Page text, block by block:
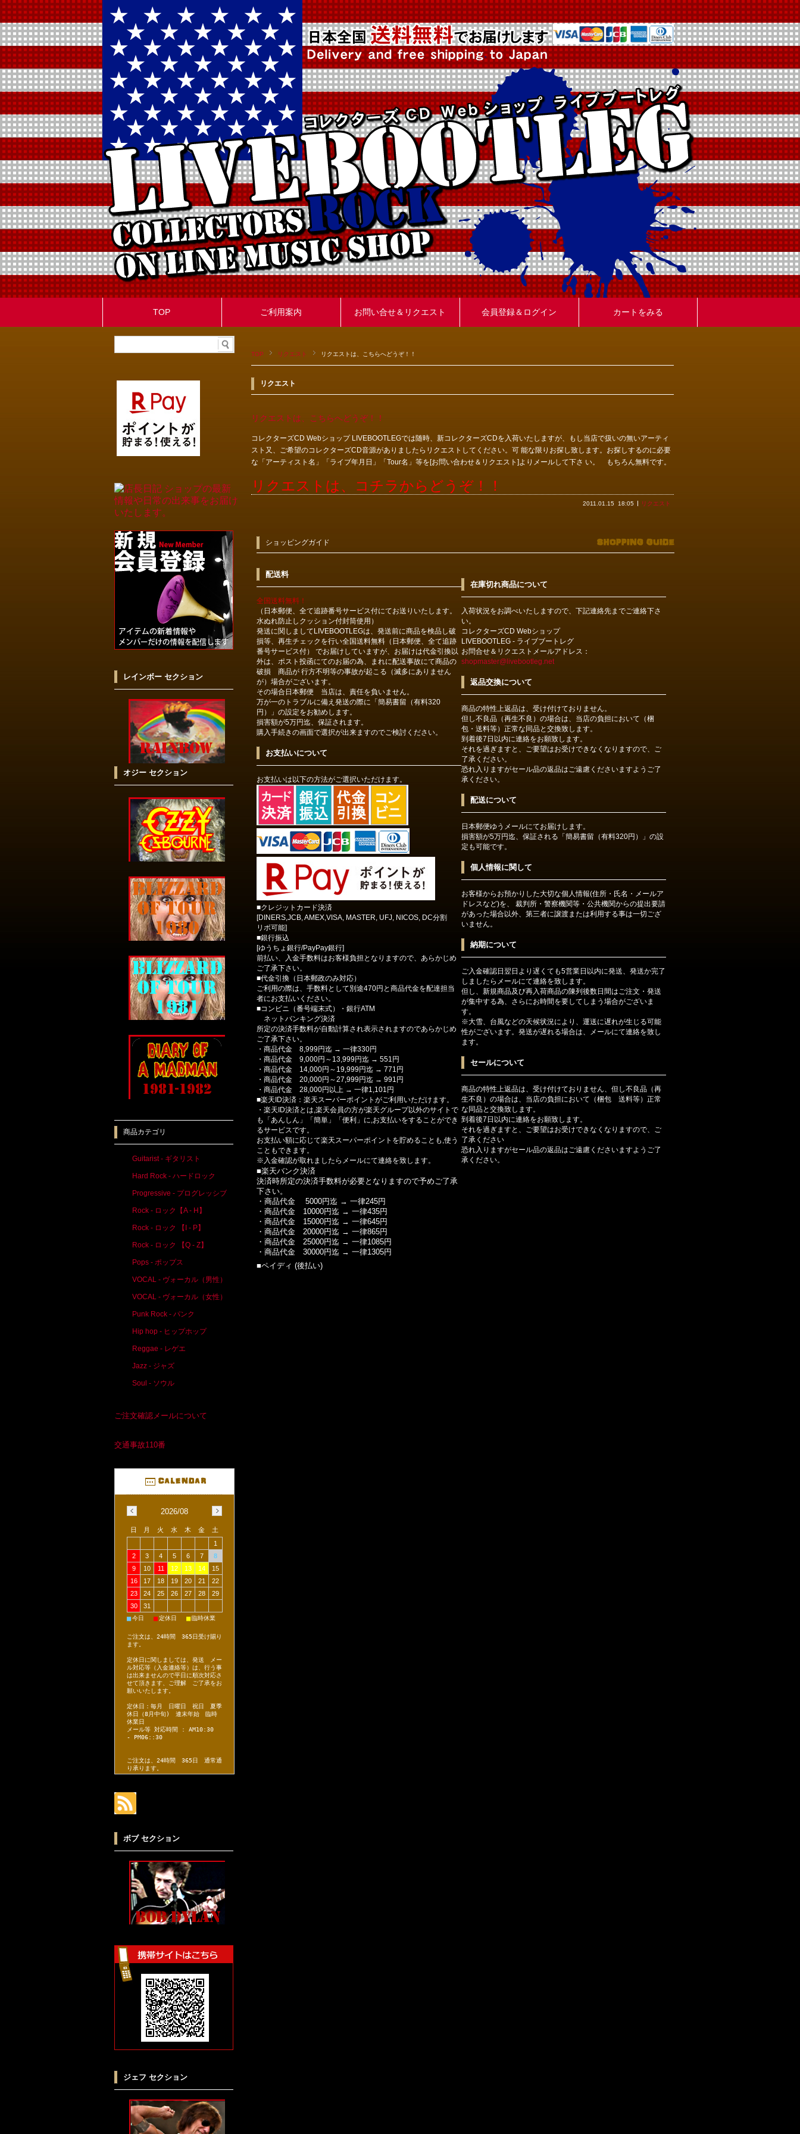
TOP ご利用案内 お問い合せ＆リクエスト 会員登録＆ログイン カートをみる
TOP リクエスト リクエストは、こちらへどうぞ！！
リクエスト
リクエストは、こちらへどうぞ！！
コレクターズCD Webショップ LIVEBOOTLEGでは随時、新コレクターズCDを入荷いたしますが、もし当店で扱いの無いアーティ
スト又、ご希望のコレクターズCD音源がありましたらリクエストしてください。可 能な限りお探し致します。お探しするのに必要
な「アーティスト名」「ライブ年月日」「Tour名」等を[お問い合わせ＆リクエスト]よりメールして下さ い。 もちろん無料です。
リクエストは、コチラからどうぞ！！
2011.01.15 18:05 リクエスト
ショッピングガイド
配送料
全国送料無料！
（日本郵便、全て追跡番号サービス付にてお送りいたします。
水ぬれ防止しクッション付封筒使用）
発送に関しましてLIVEBOOTLEGは、発送前に商品を検品し破
損等、再生チェックを行い全国送料無料（日本郵便、全て追跡
番号サービス付） でお届けしていますが、お届けは代金引換以
外は、ポスト投函にてのお届の為、まれに配送事故にて商品の
破損 商品が 行方不明等の事故が起こる（滅多にありません
が）場合がございます。
その場合日本郵便 当店は、責任を負いません。
万が一のトラブルに備え発送の際に「簡易書留（有料320
円）」の設定をお勧めします。
損害額が5万円迄、保証されます。
購入手続きの画面で選択が出来ますのでご検討ください。
お支払いについて
お支払いは以下の方法がご選択いただけます。
■クレジットカード決済
[DINERS,JCB, AMEX,VISA, MASTER, UFJ, NICOS, DC分割
リボ可能]
■銀行振込
[ゆうちょ銀行/PayPay銀行]
前払い、入金手数料はお客様負担となりますので、あらかじめ
ご了承下さい。
■代金引換（日本郵政のみ対応）
ご利用の際は、手数料として別途470円と商品代金を配達担当
者にお支払いください。
■コンビニ（番号端末式）・銀行ATM
ネットバンキング決済
所定の決済手数料が自動計算され表示されますのであらかじめ
ご了承下さい。
・商品代金 8,999円迄 → 一律330円
・商品代金 9,000円～13,999円迄 → 551円
・商品代金 14,000円～19,999円迄 → 771円
・商品代金 20,000円～27,999円迄 → 991円
・商品代金 28,000円以上 → 一律1,101円
■楽天ID決済：楽天スーパーポイントがご利用いただけます。
・楽天ID決済とは,楽天会員の方が楽天グループ以外のサイトで
も「あんしん」「簡単」「便利」に,お支払いをすることができ
るサービスです。
お支払い額に応じて楽天スーパーポイントを貯めることも,使う
こともできます。
※入金確認が取れましたらメールにて連絡を致します。
■楽天バンク決済
決済時所定の決済手数料が必要となりますので予めご了承
下さい。
・商品代金 5000円迄 → 一律245円
・商品代金 10000円迄 → 一律435円
・商品代金 15000円迄 → 一律645円
・商品代金 20000円迄 → 一律865円
・商品代金 25000円迄 → 一律1085円
・商品代金 30000円迄 → 一律1305円
在庫切れ商品について
入荷状況をお調べいたしますので、下記連絡先までご連絡下さ
い。
コレクターズCD Webショップ
LIVEBOOTLEG - ライブブートレグ
お問合せ＆リクエストメールアドレス：
shopmaster@livebootleg.net
返品交換について
商品の特性上返品は、受け付けておりません。
但し不良品（再生不良）の場合は、当店の負担において（梱
包・送料等）正常な同品と交換致します。
到着後7日以内に連絡をお願致します。
それを過ぎますと、ご要望はお受けできなくなりますので、ご
了承ください。
恐れ入りますがセール品の返品はご遠慮くださいますようご了
承ください。
配送について
日本郵便ゆうメールにてお届けします。
損害額が5万円迄、保証される「簡易書留（有料320円）」の設
定も可能です。
個人情報に関して
お客様からお預かりした大切な個人情報(住所・氏名・メールア
ドレスなど)を、 裁判所・警察機関等・公共機関からの提出要請
があった場合以外、第三者に譲渡または利用する事は一切ござ
いません。
納期について
ご入金確認日翌日より遅くても5営業日以内に発送、発送か完了
しましたらメールにて連絡を致します。
但し、新規商品及び再入荷商品の陳列後数日間はご注文・発送
が集中する為、さらにお時間を要してしまう場合がございま
す。
※大雪、台風などの天候状況により、運送に遅れが生じる可能
性がございます。発送が遅れる場合は、メールにて連絡を致し
ます。
セールについて
商品の特性上返品は、受け付けておりません、但し不良品（再
生不良）の場合は、当店の負担において（梱包 送料等）正常
な同品と交換致します。
到着後7日以内に連絡をお願致します。
それを過ぎますと、ご要望はお受けできなくなりますので、ご
了承ください
恐れ入りますがセール品の返品はご遠慮くださいますようご了
承ください。
■ペイディ (後払い)
レインボー セクション
オジー セクション
商品カテゴリ
Guitarist - ギタリスト
Hard Rock - ハードロック
Progressive - プログレッシブ
Rock - ロック【A - H】
Rock - ロック 【I - P】
Rock - ロック 【Q - Z】
Pops - ポップス
VOCAL - ヴォーカル（男性）
VOCAL - ヴォーカル（女性）
Punk Rock - パンク
Hip hop - ヒップホップ
Reggae - レゲエ
Jazz - ジャズ
Soul - ソウル
ご注文確認メールについて
交通事故110番
2026/08
日 月 火 水 木 金
土
1
2
3 4 5 6 7
8
9
10 11 12 13 14
15
16
17 18 19 20 21
22
23
24 25 26 27 28
29
30
31
■今日 ■定休日 ■臨時休業
ご注文は、24時間 365日受け賜り
ます。
定休日に関しましては、発送 メー
ル対応等（入金連絡等）は、行う事
は出来ませんので平日に順次対応さ
せて頂きます、ご理解 ご了承をお
願いいたします。
定休日：毎月 日曜日 祝日 夏季
休日（8月中旬) 連末年始 臨時
休業日
メール等 対応時間 : AM10:30
- PM06::30
ご注文は、24時間 365日 通常通
り承ります。
ボブ セクション
ジェフ セクション